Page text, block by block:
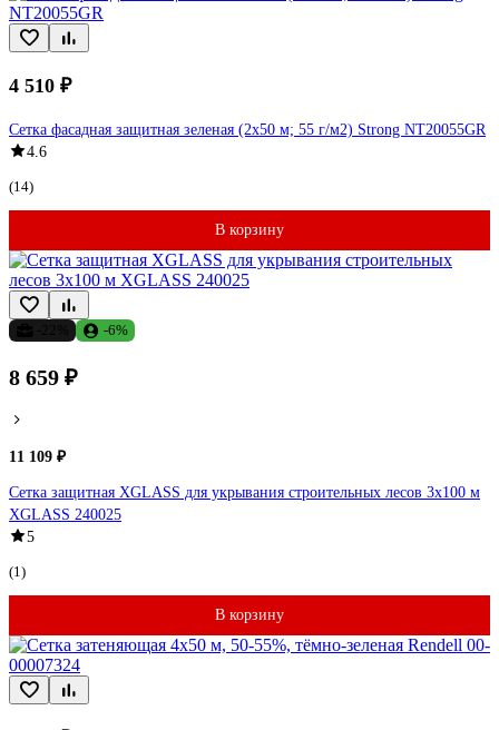
4 510 ₽
Сетка фасадная защитная зеленая (2x50 м; 55 г/м2) Strong NT20055GR
4.6
(14)
В корзину
-6%
8 659 ₽
11 109 ₽
Сетка защитная XGLASS для укрывания строительных лесов 3х100 м
XGLASS 240025
5
(1)
В корзину